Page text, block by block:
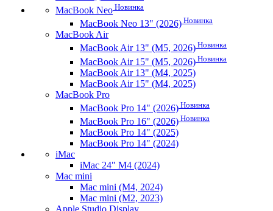
MacBook Neo Новинка
MacBook Neo 13" (2026) Новинка
MacBook Air
MacBook Air 13" (M5, 2026) Новинка
MacBook Air 15" (M5, 2026) Новинка
MacBook Air 13" (M4, 2025)
MacBook Air 15" (M4, 2025)
MacBook Pro
MacBook Pro 14" (2026) Новинка
MacBook Pro 16" (2026) Новинка
MacBook Pro 14" (2025)
MacBook Pro 14" (2024)
iMac
iMac 24" M4 (2024)
Mac mini
Mac mini (M4, 2024)
Mac mini (M2, 2023)